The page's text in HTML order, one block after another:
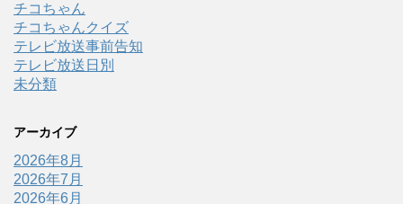
チコちゃん
チコちゃんクイズ
テレビ放送事前告知
テレビ放送日別
未分類
アーカイブ
2026年8月
2026年7月
2026年6月